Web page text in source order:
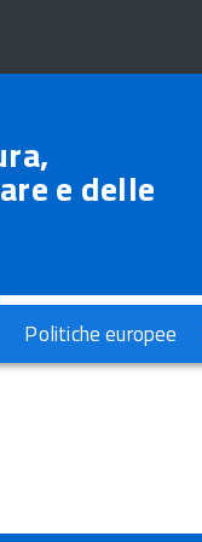
e delle
Politiche europee